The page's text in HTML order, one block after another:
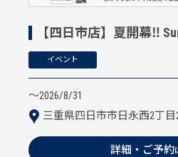
【四日市店】夏開幕‼
イベント
〜2026/8/31
三重県四日市市日永西2丁目
詳細・ご予約